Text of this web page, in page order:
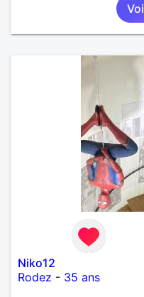
Niko12
Rodez - 35 ans